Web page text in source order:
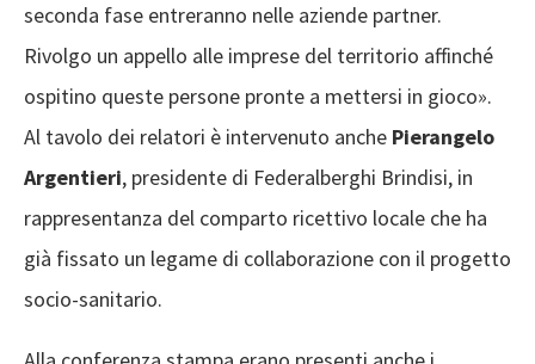
seconda fase entreranno nelle aziende partner.
Rivolgo un appello alle imprese del territorio affinché
ospitino queste persone pronte a mettersi in gioco».
Al tavolo dei relatori è intervenuto anche Pierangelo
Argentieri, presidente di Federalberghi Brindisi, in
rappresentanza del comparto ricettivo locale che ha
già fissato un legame di collaborazione con il progetto
socio-sanitario.